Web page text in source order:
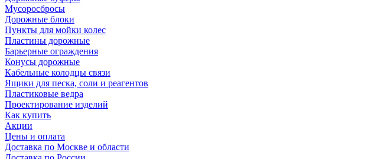
Мусоросбросы
Дорожные блоки
Пункты для мойки колес
Пластины дорожные
Барьерные ограждения
Конусы дорожные
Кабельные колодцы связи
Ящики для песка, соли и реагентов
Пластиковые ведра
Проектирование изделий
Как купить
Акции
Цены и оплата
Доставка по Москве и области